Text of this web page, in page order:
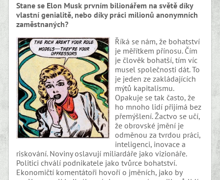
Stane se Elon Musk prvním bilionářem na světě díky
vlastní genialitě, nebo díky práci milionů anonymních
zaměstnaných?
Říká se nám, že bohatství
je měřítkem přínosu. Čím
je člověk bohatší, tím víc
musel společnosti dát. To
je jeden ze zakládajících
mýtů kapitalismu.
Opakuje se tak často, že
ho mnoho lidí přijímá bez
přemýšlení. Žactvo se učí,
že obrovské jmění je
odměnou za tvrdou práci,
inteligenci, inovace a
riskování. Noviny oslavují miliardáře jako vizionáře.
Politici chválí podnikatele jako tvůrce bohatství.
Ekonomičtí komentátoři hovoří o jměních, jako by